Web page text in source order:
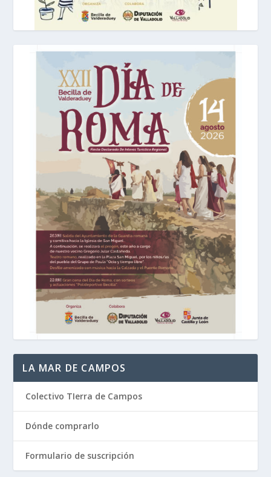
LA MAR DE CAMPOS
Colectivo TIerra de Campos
Dónde comprarlo
Formulario de suscripción